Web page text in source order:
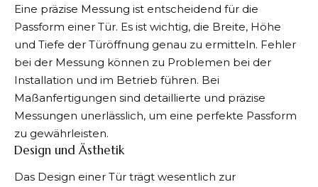
Eine präzise Messung ist entscheidend für die
Passform einer Tür. Es ist wichtig, die Breite, Höhe
und Tiefe der Türöffnung genau zu ermitteln. Fehler
bei der Messung können zu Problemen bei der
Installation und im Betrieb führen. Bei
Maßanfertigungen sind detaillierte und präzise
Messungen unerlässlich, um eine perfekte Passform
zu gewährleisten.
Design und Ästhetik
Das Design einer Tür trägt wesentlich zur